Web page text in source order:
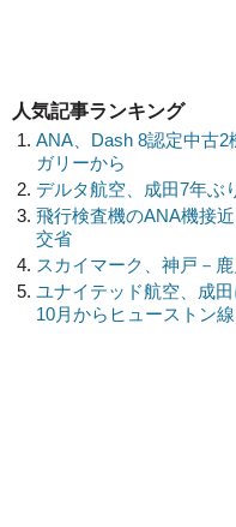
人気記事ランキング
ANA、Dash 8認定中古
ガリーから
デルタ航空、成田7年
飛行検査機のANA機接
交省
スカイマーク、神戸－
ユナイテッド航空、成
10月からヒューストン線